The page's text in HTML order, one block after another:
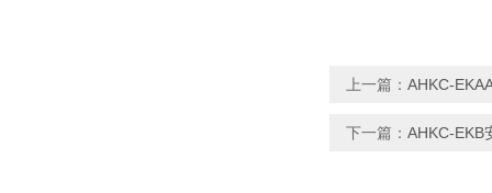
上一篇： AHKC-
下一篇： AHKC-EKB